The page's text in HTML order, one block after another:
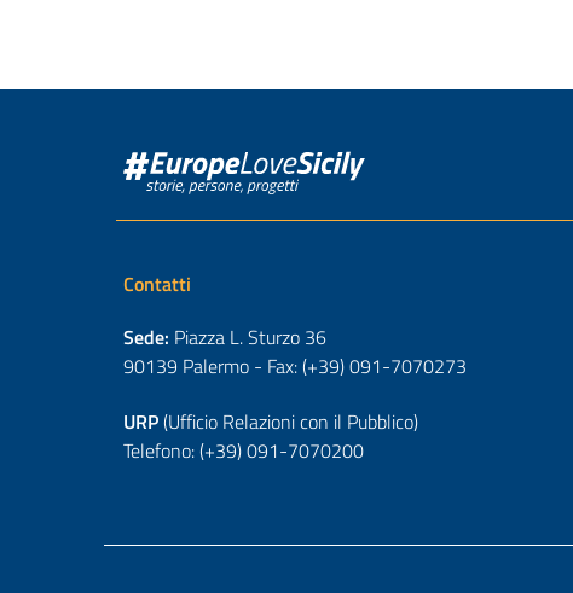
Contatti
Sede: Piazza L. Sturzo 36
90139 Palermo - Fax: (+39) 091-7070273
URP(Ufficio Relazioni con il Pubblico)
Telefono: (+39) 091-7070200